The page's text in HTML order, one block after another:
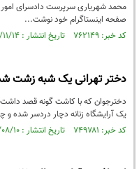
محمد شهریاری سرپرست دادسرای امور
صفحه اینستاگرام خود نوشت...
کد خبر: ۷۶۲۱۴۹ تاریخ انتشار : ۱۴۰۰/۱۱/۱۴
دختر تهرانی یک شبه زشت
دخترجوان که با کاشت گونه قصد داشت
یک آرایشگاه زنانه دچار دردسر شده
کد خبر: ۷۴۹۷۸۱ تاریخ انتشار : ۱۴۰۰/۰۸/۱۰